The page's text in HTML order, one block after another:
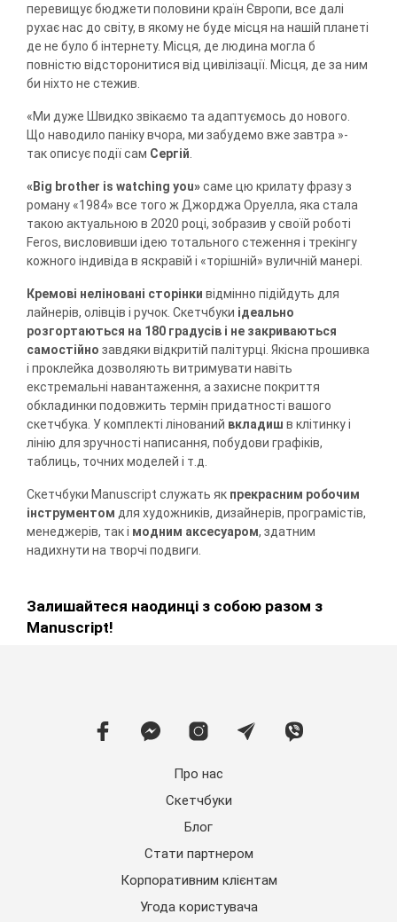
перевищує бюджети половини країн Європи, все далі
рухає нас до світу, в якому не буде місця на нашій планеті
де не було б інтернету. Місця, де людина могла б
повністю відсторонитися від цивілізації. Місця, де за ним
би ніхто не стежив.
«Ми дуже Швидко звікаємо та адаптуємось до нового.
Що наводило паніку вчора, ми забудемо вже завтра »-
так описує події сам Сергій
«Big brother is watching you»саме цю крилату фразу з
роману «1984» все того ж Джорджа Оруелла, яка стала
такою актуальною в 2020 році, зобразив у своїй роботі
Feros, висловивши ідею тотального стеження і трекінгу
кожного індивіда в яскравій і «торішній» вуличній манері.
Кремові неліновані сторінки відмінно підійдуть для
лайнерів, олівців і ручок. Скетчбуки ідеально
розгортаються на 180 градусів і не закриваються
самостійно завдяки відкритій палітурці. Якісна прошивка
і проклейка дозволяють витримувати навіть
екстремальні навантаження, а захисне покриття
обкладинки подовжить термін придатності вашого
скетчбука. У комплекті лінований вкладиш в клітинку і
лінію для зручності написання, побудови графіків,
таблиць, точних моделей і т.д.
Скетчбуки Manuscript служать як прекрасним робочим
інструментом для художників, дизайнерів, програмістів,
менеджерів, так і модним аксесуаром, здатним
надихнути на творчі подвиги.
Залишайтеся наодинці з собою разом з
Manuscript!
Про нас
Скетчбуки
Блог
Стати партнером
Корпоративним клієнтам
Угода користувача